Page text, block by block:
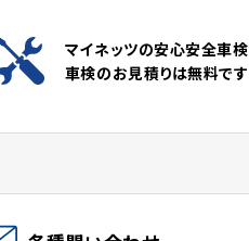
マイネッツの安心安全車検
車検のお見積りは無料です